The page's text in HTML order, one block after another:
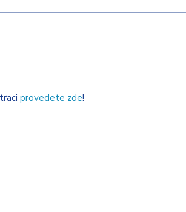
provedete zde!